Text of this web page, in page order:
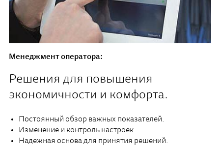
Менеджмент оператора:
Решения для повышения
экономичности и комфорта.
Постоянный обзор важных показателей.
Изменение и контроль настроек.
Надежная основа для принятия решений.